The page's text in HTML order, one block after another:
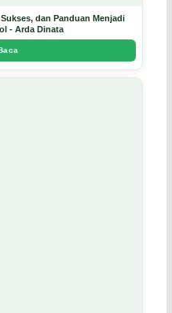
dan Panduan Menjadi
- Arda Dinata